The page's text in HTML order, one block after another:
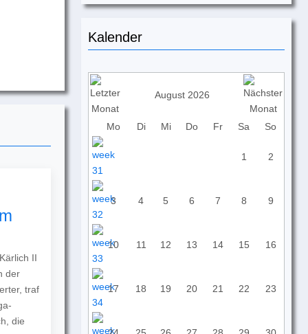
II
der
traf
die
Kalender
August 2026
Mo Di Mi Do Fr Sa So
1 2
3 4 5 6 7 8 9
10 11 12 13 14 15 16
17 18 19 20 21 22 23